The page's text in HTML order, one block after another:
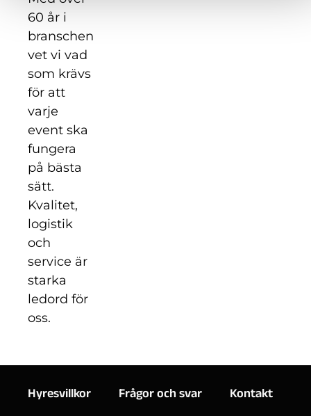
60 år i
branschen
vet vi vad
som krävs
för att
varje
event ska
fungera
på bästa
sätt.
Kvalitet,
logistik
och
service är
starka
ledord för
oss.
Hyresvillkor Frågor och svar
Kontakt